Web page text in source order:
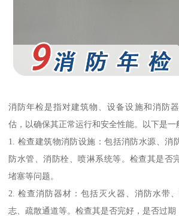
消防年检是指对建筑物、设备设施和消防
估，以确保其正常运行和安全性能。以下是一
1. 检查建筑物消防设施：包括消防水源、消
防水管、消防栓、喷淋系统等。检查其是否
堵塞等问题。
2. 检查消防器材：包括灭火器、消防水带
志、疏散通道等。检查其是否完好，是否过期